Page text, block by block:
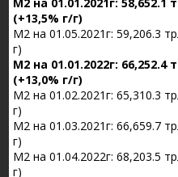
(+13,5% г/г)
М2 на 01.05.2021г: 59,206.3
г)
М2 на 01.01.2022г:
(+13,0% г/г)
М2 на 01.02.2021г: 65,310.3
г)
М2 на 01.03.2021г: 66,659.7
г)
М2 на 01.04.2022г: 68,203.5
г)